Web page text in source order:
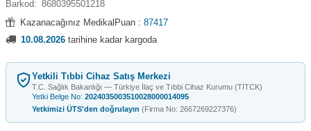
Barkod: 8680395501218
Kazanacağınız MedikalPuan : 87417
10.08.2026 tarihine kadar kargoda
Yetkili Tıbbi Cihaz Satış Merkezi
T.C. Sağlık Bakanlığı — Türkiye İlaç ve Tıbbi Cihaz Kurumu (TİTCK)
Yetki Belge No: 2024035003510028000014095
Yetkimizi ÜTS'den doğrulayın (Firma No: 2667269227376)